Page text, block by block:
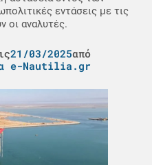
εντάσεις με τις
οι αναλυτές.
21/03/2025από
e-Nautilia.gr